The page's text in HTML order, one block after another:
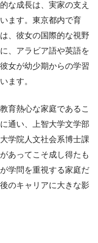
な成長は、実家の支え
ます。東京都内で育
、彼女の国際的な視野
、アラビア語や英語を
女が幼少期からの学習
ます。
育熱心な家庭であるこ
通い、上智大学文学部
学院人文社会系博士課
あってこそ成し得たも
学問を重視する家庭だ
のキャリアに大きな影